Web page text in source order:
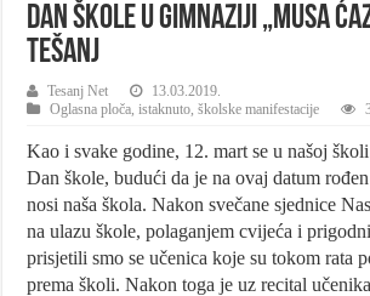
DAN ŠKOLE U GIMNAZIJI „MUSA
TEŠANJ
Tesanj Net
13.03.2019.
Oglasna ploča ,istaknuto ,školske manifestacije
Kao i svake godine, 12. mart se u našoj
Dan škole, budući da je na ovaj datum
nosi naša škola. Nakon svečane sjednice
na ulazu škole, polaganjem cvijeća i
prisjetili smo se učenica koje su tokom rata
prema školi. Nakon toga je uz recital